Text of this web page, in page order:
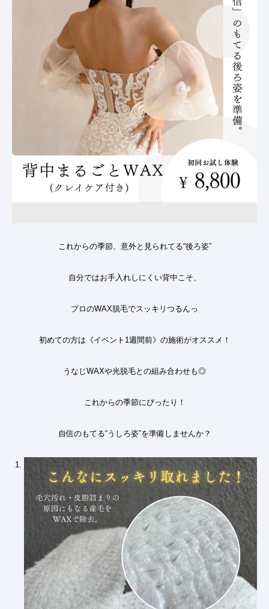
これからの季節、意外と見られてる“後ろ姿”
自分ではお手入れしにくい背中こそ、
プロのWAX脱毛でスッキリつるんっ
初めての方は《イベント1週間前》の施術がオススメ！
うなじWAXや光脱毛との組み合わせも◎
これからの季節にぴったり！
自信のもてる“うしろ姿”を準備しませんか？